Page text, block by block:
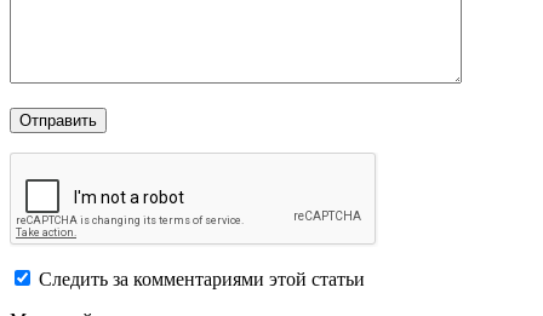
Следить за комментариями этой статьи